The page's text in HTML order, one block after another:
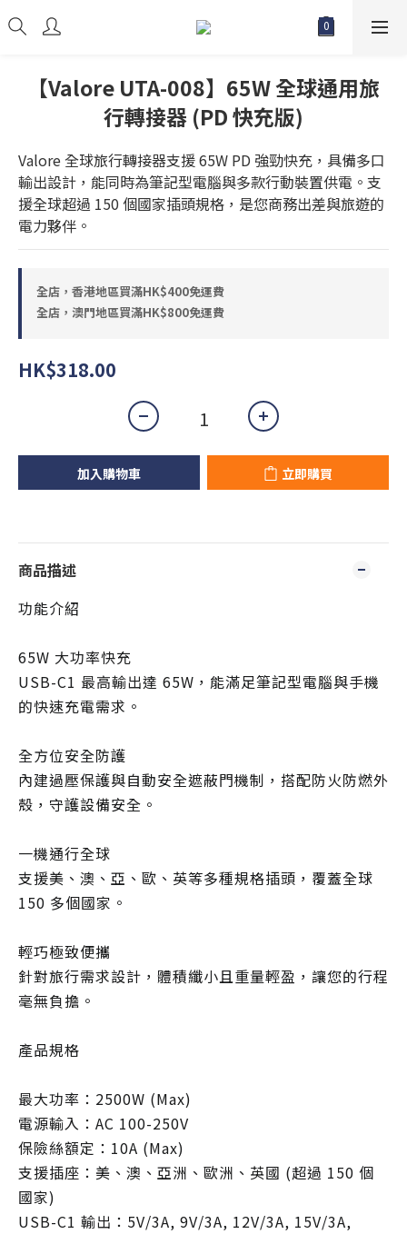
【Valore UTA-008】65W 全球通用旅
行轉接器 (PD 快充版)
Valore 全球旅行轉接器支援 65W PD 強勁快充，具備多口
輸出設計，能同時為筆記型電腦與多款行動裝置供電。支
援全球超過 150 個國家插頭規格，是您商務出差與旅遊的
電力夥伴。
全店，香港地區買滿HK$400免運費
全店，澳門地區買滿HK$800免運費
HK$318.00
加入購物車 立即購買
商品描述
功能介紹
65W 大功率快充
USB-C1 最高輸出達 65W，能滿足筆記型電腦與手機
的快速充電需求。
全方位安全防護
內建過壓保護與自動安全遮蔽門機制，搭配防火防燃外
殼，守護設備安全。
一機通行全球
支援美、澳、亞、歐、英等多種規格插頭，覆蓋全球
150 多個國家。
輕巧極致便攜
針對旅行需求設計，體積纖小且重量輕盈，讓您的行程
毫無負擔。
產品規格
最大功率：2500W (Max)
電源輸入：AC 100-250V
保險絲額定：10A (Max)
支援插座：美、澳、亞洲、歐洲、英國 (超過 150 個
國家)
USB-C1 輸出：5V/3A, 9V/3A, 12V/3A, 15V/3A,